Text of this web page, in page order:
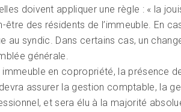
doivent appliquer une règle : « la
des résidents de l’immeuble. En
au syndic. Dans certains cas, un
générale.
immeuble en copropriété, la présence
assurer la gestion comptable, la
et sera élu à la majorité